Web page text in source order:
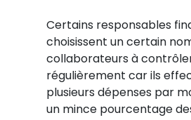
Certains responsables
choisissent un certain
collaborateurs à
régulièrement car ils
plusieurs dépenses par
un mince pourcentage